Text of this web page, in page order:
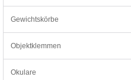
Gewichtskörbe
Objektklemmen
Okulare